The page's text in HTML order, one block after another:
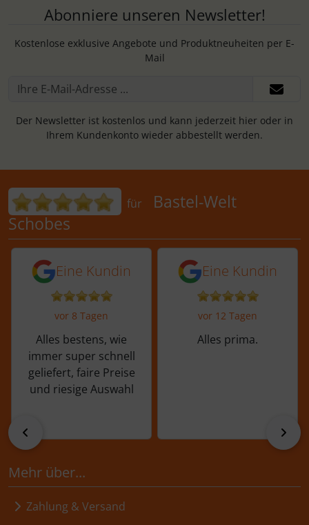
Abonniere unseren Newsletter!
Kostenlose exklusive Angebote und Produktneuheiten per E-
Mail
Der Newsletter ist kostenlos und kann jederzeit hier oder in
Ihrem Kundenkonto wieder abbestellt werden.
Bewertungen für Bastel-Welt
für
Bastel-Welt
Schobes
5 von 5 Sternen von einer Kundin vor
Eine Kundin
vor 8 Tagen
Alles bestens, wie
immer super schnell
geliefert, faire Preise
und riesige Auswahl
5 von 5 Sternen
Eine Kundin
vor 12 Tagen
Alles prima.
vor
Mehr über...
Zahlung & Versand